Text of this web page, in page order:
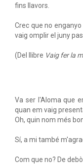
fins llavors.
Crec que no
vaig omplir el juny
(Del llibre Vaig fer la
Va ser l'Aloma que
quan em vaig
Oh, quin nom més
Sí, a mi també
Com que no? De